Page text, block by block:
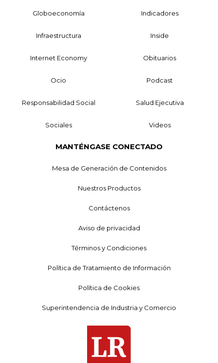
Globoeconomía Indicadores
Infraestructura Inside
Internet Economy Obituarios
Ocio Podcast
Responsabilidad Social Salud Ejecutiva
Sociales Videos
MANTÉNGASE CONECTADO
Mesa de Generación de Contenidos
Nuestros Productos
Contáctenos
Aviso de privacidad
Términos y Condiciones
Política de Tratamiento de Información
Política de Cookies
Superintendencia de Industria y Comercio